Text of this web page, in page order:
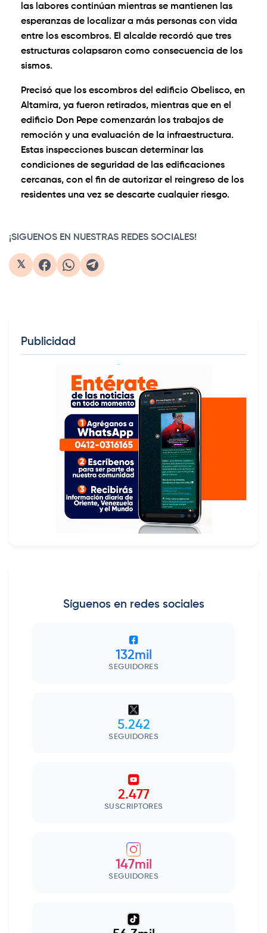
las labores continúan mientras se mantienen las
esperanzas de localizar a más personas con vida
entre los escombros. El alcalde recordó que tres
estructuras colapsaron como consecuencia de los
sismos.
Precisó que los escombros del edificio Obelisco, en
Altamira, ya fueron retirados, mientras que en el
edificio Don Pepe comenzarán los trabajos de
remoción y una evaluación de la infraestructura.
Estas inspecciones buscan determinar las
condiciones de seguridad de las edificaciones
cercanas, con el fin de autorizar el reingreso de los
residentes una vez se descarte cualquier riesgo.
0:00 / 1:11 1×
¡SIGUENOS EN NUESTRAS REDES SOCIALES!
𝕏
Publicidad
Síguenos en redes sociales
132mil
SEGUIDORES
5.242
SEGUIDORES
2.477
SUSCRIPTORES
147mil
SEGUIDORES